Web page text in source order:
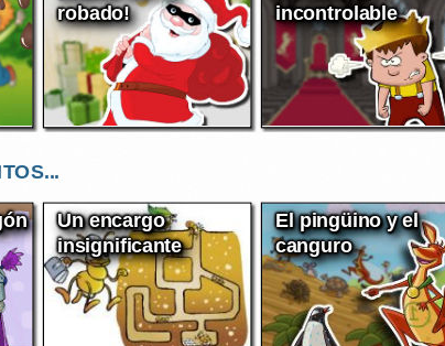
robado!
incontrolable
Un encargo
insignificante
El pingüino y el
canguro